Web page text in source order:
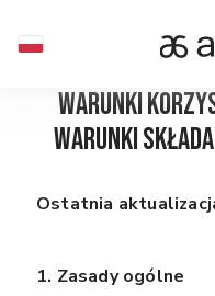
Warunki
warunki
Ostatnia
1. Zasady ogólne